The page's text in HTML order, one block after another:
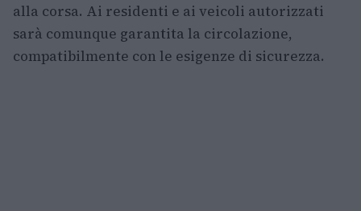
alla corsa. Ai residenti e ai veicoli autorizzati
sarà comunque garantita la circolazione,
compatibilmente con le esigenze di sicurezza.